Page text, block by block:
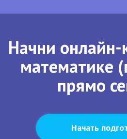
Начни онлайн-
математике
прямо
Начать